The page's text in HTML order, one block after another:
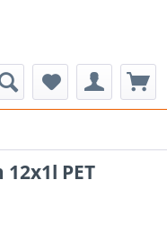
PET